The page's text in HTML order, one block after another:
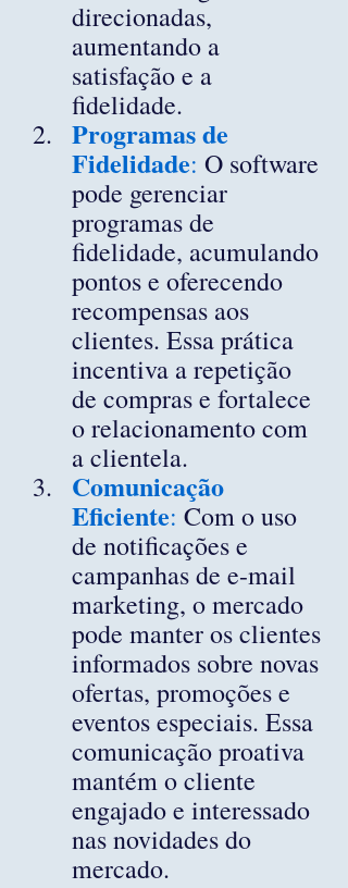
direcionadas,
aumentando a
satisfação e a
fidelidade.
Programas de
Fidelidade: O software
pode gerenciar
programas de
fidelidade, acumulando
pontos e oferecendo
recompensas aos
clientes. Essa prática
incentiva a repetição
de compras e fortalece
o relacionamento com
a clientela.
Comunicação
Eficiente: Com o uso
de notificações e
campanhas de e-mail
marketing, o mercado
pode manter os clientes
informados sobre novas
ofertas, promoções e
eventos especiais. Essa
comunicação proativa
mantém o cliente
engajado e interessado
nas novidades do
mercado.